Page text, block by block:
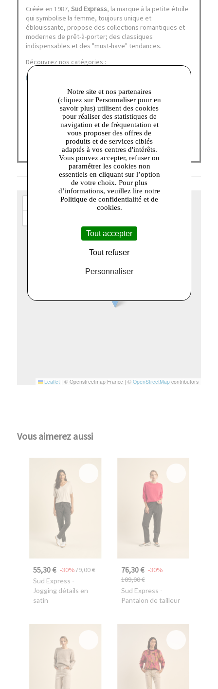
Créée en 1987, Sud Express, la marque à la petite étoile
qui symbolise la femme, toujours unique et
éblouissante, propose des collections romantiques et
modernes de prêt-à-porter; des classiques
indispensables et des "must-have" tendances.
Découvrez nos catégories :
BLOUSE
Leaflet | © Openstreetmap France | © OpenStreetMap contributors
Vous aimerez aussi
55,30 € 79,00 €
-30%
Sud Express -
Jogging détails en
satin
76,30 €
109,00 €
-30%
Sud Express -
Pantalon de tailleur
Notre site et nos partenaires
(cliquez sur Personnaliser pour en
savoir plus) utilisent des cookies
pour réaliser des statistiques de
navigation et de fréquentation et
vous proposer des offres de
produits et de services ciblés
adaptés à vos centres d'intérêts.
Vous pouvez accepter, refuser ou
paramétrer les cookies non
essentiels en cliquant sur l’option
de votre choix. Pour plus
d’informations, veuillez lire notre
Politique de confidentialité et de
cookies.
Tout accepter
Tout refuser
Personnaliser